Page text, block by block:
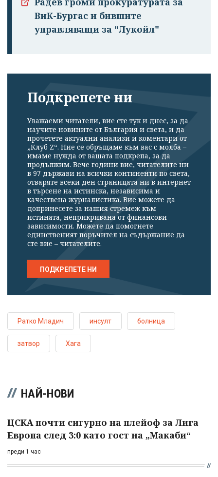
ВиК-Бургас и бившите
управляващи за "Лукойл"
Подкрепете ни
Уважаеми читатели, вие сте тук и днес, за да
научите новините от България и света, и да
прочетете актуални анализи и коментари от
„Клуб Z“. Ние се обръщаме към вас с молба –
имаме нужда от вашата подкрепа, за да
продължим. Вече години вие, читателите ни
в 97 държави на всички континенти по света,
отваряте всеки ден страницата ни в интернет
в търсене на истинска, независима и
качествена журналистика. Вие можете да
допринесете за нашия стремеж към
истината, неприкривана от финансови
зависимости. Можете да помогнете
единственият поръчител на съдържание да
сте вие – читателите.
ПОДКРЕПЕТЕ НИ
Ратко Младич инсулт болница
затвор Хага
НАЙ-НОВИ
ЦСКА почти сигурно на плейоф за Лига
Европа след 3:0 като гост на „Макаби“
преди 1 час